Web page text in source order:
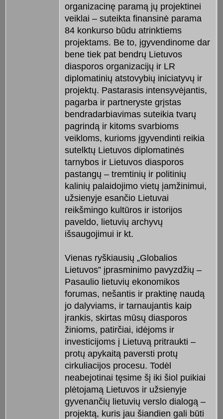
organizacinę paramą jų projektinei
veiklai – suteikta finansinė parama
84 konkurso būdu atrinktiems
projektams. Be to, įgyvendinome dar
bene tiek pat bendrų Lietuvos
diasporos organizacijų ir LR
diplomatinių atstovybių iniciatyvų ir
projektų. Pastarasis intensyvėjantis,
pagarba ir partneryste grįstas
bendradarbiavimas suteikia tvarų
pagrindą ir kitoms svarbioms
veikloms, kurioms įgyvendinti reikia
sutelktų Lietuvos diplomatinės
tarnybos ir Lietuvos diasporos
pastangų – tremtinių ir politinių
kalinių palaidojimo vietų įamžinimui,
užsienyje esančio Lietuvai
reikšmingo kultūros ir istorijos
paveldo, lietuvių archyvų
išsaugojimui ir kt.
Vienas ryškiausių „Globalios
Lietuvos” įprasminimo pavyzdžių –
Pasaulio lietuvių ekonomikos
forumas, nešantis ir praktinę naudą
jo dalyviams, ir tarnaujantis kaip
įrankis, skirtas mūsų diasporos
žinioms, patirčiai, idėjoms ir
investicijoms į Lietuvą pritraukti –
protų apykaitą paversti protų
cirkuliacijos procesu. Todėl
neabejotinai tęsime šį iki šiol puikiai
plėtojamą Lietuvos ir užsienyje
gyvenančių lietuvių verslo dialogą –
projektą, kuris jau šiandien gali būti